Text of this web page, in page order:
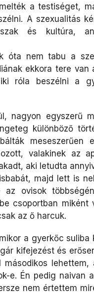
a testiséget,
A szexualitás
és kultúra,
óta nem tabu a
ekkora tere van
róla beszélni a
nagyon egyszerű
különböző
meseszerűen
valakinek az
aki letudta
majd lett is
az ovisok
csoportban miként
az ő harcuk.
a gyerkőc suliba
kifejezést és
másodikos
e. Én pedig naivan
nem értettem